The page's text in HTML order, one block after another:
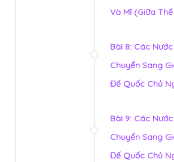
Và Mĩ (Giữa Thế
Bài 8: Các
Chuyển Sang
Đế Quốc Chủ
Bài 9: Các
Chuyển Sang
Đế Quốc Chủ